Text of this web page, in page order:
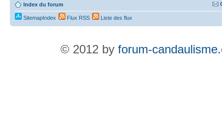
Index du forum
SitemapIndex Flux RSS Liste des flux
© 2012 by forum-